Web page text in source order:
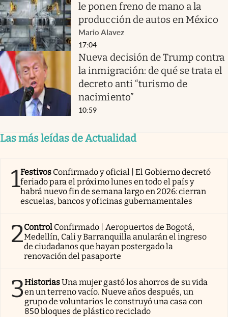
le ponen freno de mano a la
producción de autos en México
Mario Alavez
17:04
Nueva decisión de Trump contra
la inmigración: de qué se trata el
decreto anti “turismo de
nacimiento”
10:59
Las más leídas de Actualidad
1Festivos Confirmado y oficial | El Gobierno decretó
feriado para el próximo lunes en todo el país y
habrá nuevo fin de semana largo en 2026: cierran
escuelas, bancos y oficinas gubernamentales
2Control Confirmado | Aeropuertos de Bogotá,
Medellín, Cali y Barranquilla anularán el ingreso
de ciudadanos que hayan postergado la
renovación del pasaporte
3HistoriasUna mujer gastó los ahorros de su vida
en un terreno vacío. Nueve años después, un
grupo de voluntarios le construyó una casa con
850 bloques de plástico reciclado